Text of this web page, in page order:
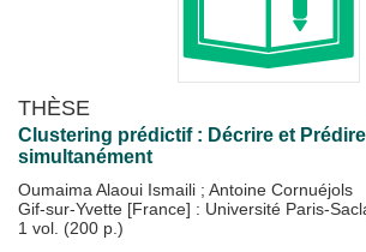
THÈSE
Clustering prédictif : Décrire et Prédire
simultanément
Oumaima Alaoui Ismaili ; Antoine Cornuéjols
Gif-sur-Yvette [France] : Université Paris-
1 vol. (200 p.)